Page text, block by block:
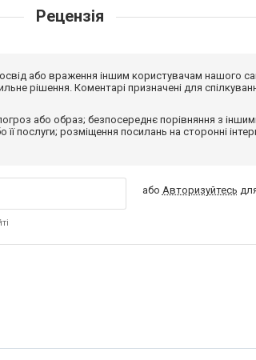
Рецензія
або враження іншим користувачам нашого
рішення. Коментарі призначені для
або образ; безпосереднє порівняння з
її послуги; розміщення посилань на сторонні
або Авторизуйтесь